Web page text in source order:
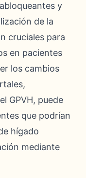
y
de la
cruciales para
en pacientes
los cambios
GPVH, puede
que podrían
hígado
mediante